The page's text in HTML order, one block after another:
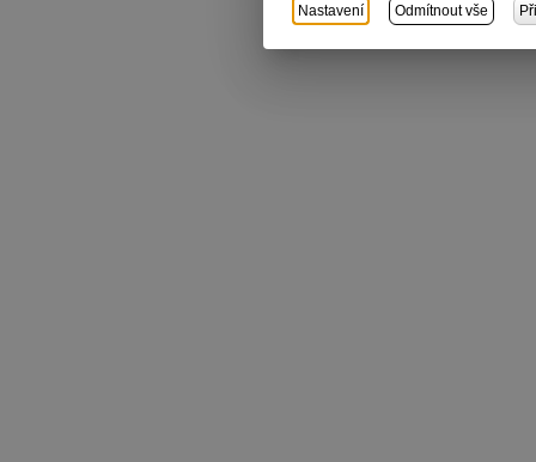
Nastavení Odmítnout vše